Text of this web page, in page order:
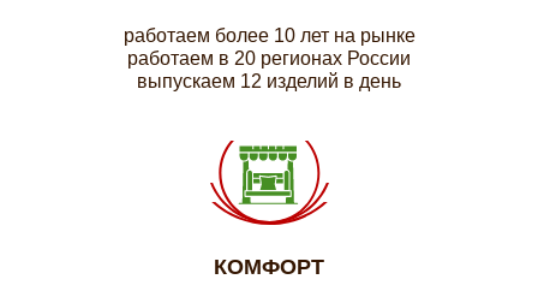
работаем более 10 лет на рынке
работаем в 20 регионах России
выпускаем 12 изделий в день
КОМФОРТ